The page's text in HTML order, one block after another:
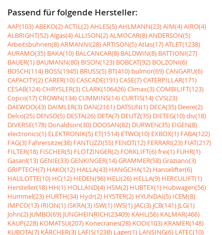
Passend für folgende Hersteller:
AAP(103)ABEKO(2)ACTIL(2)AHLES(5)AHLMANN(23)AIM(4)AIRO(4)
ALBRIGHT(52)Algas(4)ALLISON(2)ALMOCAR(8)ANDERSON(5)
Arbeitsbühnen(8)ARMANNI(28)ARTISON(5)Atlas(17)ATLET(1238)
AURAMO(35) BAKA(10) BALCANCAR(8) BALDWIN(8) BATTIONI(27)
BAUER(1) BAUMANN(80) BISON(123) BOBCAT(92) BOLZONI(6)
BOSCH(114) BOSS(1945) BRUSS(5) BT(410) bulmor(69)CANGARU(6)
CAPACITY(2)CARER(10)CASCADE(191)CASE(7)CATERPILLAR(171)
CESAB(124)CHRYSLER(3)CLARK(106426)Climax(3)COMBILIFT(123)
Copco(17)CROWN(134)CUMMINS(14)CURTIS(14)CVS(23)
DAEWOO(43) DAIMLER(3) DAN(2161) DATSUN(1) DECA(35) Deere(2)
Delco(25) DENSO(5) DESTA(26) DETA(7) DEUTZ(35) DIETEG(10)div(18)
DIVERSE(178) Donaldson(30) DOOSAN(82) DURWEN(35) EIGEN(8)
electronics(1) ELEKTRONIK(5) ET(1514) ETWO(10) EXBOX(1) FABA(122)
FAG(3) Fahrersitze(38) FANTUZZI(55) FENDT(12) FERRARI(23) FIAT(217)
FILTER(18) FISCHER(5) FLÖTZINGER(2) FORKLIFT(6)frei(1) FÜHR(1)
Gasanl(13)GENIE(33)GENKINGER(14)GRAMMER(58)Graziano(3)
GRIPTECH(7) HAKO(12) HALLA(43) HANGCHA(12) Hanselifter(6)
HAULOTTE(10) HC(12) HEDEN(96) HELI(26) HELLA(9) HERCULIFT(1)
Hersteller(18) HH(1) HOLLAND(4) HSM(2) HUBTEX(1) Hubwagen(56)
Hummel(23) HURTH(34) Hydr(2) HYSTER(2) HYUNDAI(5) ICEM(8)
IMPCO(13) IRION(1) ISKRA(3) ISW(1) IWS(1) JAC(3) JCB(141) JLG(1)
John(2) JUMBO(69) JUNGHEINRICH(23409) KAHL(56) KALMAR(466)
KAUP(228) KOMATSU(207) Konecranes(28) KOOI(103) KRAMER(148)
KUBOTA(7) KÃRCHER(3) LAFIS(1238) Lager(1) LANSING(6) LATEC(10)